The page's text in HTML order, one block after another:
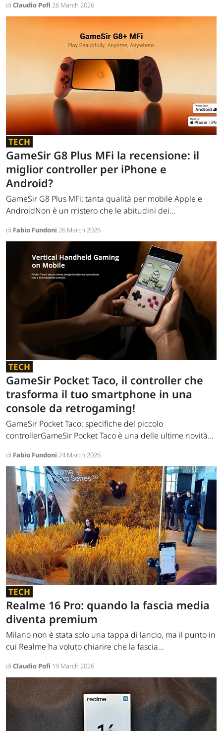
di Claudio Pofi 26 March 2026
TECH
GameSir G8 Plus MFi la recensione: il
miglior controller per iPhone e
Android?
GameSir G8 Plus MFi: tanta qualità per mobile Apple e
AndroidNon è un mistero che le abitudini dei...
di Fabio Fundoni 26 March 2026
TECH
GameSir Pocket Taco, il controller che
trasforma il tuo smartphone in una
console da retrogaming!
GameSir Pocket Taco: specifiche del piccolo
controllerGameSir Pocket Taco è una delle ultime novità...
di Fabio Fundoni 24 March 2026
TECH
Realme 16 Pro: quando la fascia media
diventa premium
Milano non è stata solo una tappa di lancio, ma il punto in
cui Realme ha voluto chiarire che la fascia...
di Claudio Pofi 19 March 2026